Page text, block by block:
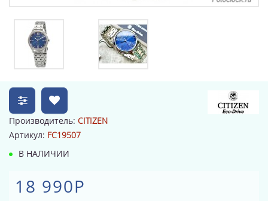
Производитель: CITIZEN
Артикул: FC19507
В НАЛИЧИИ
18 990Р